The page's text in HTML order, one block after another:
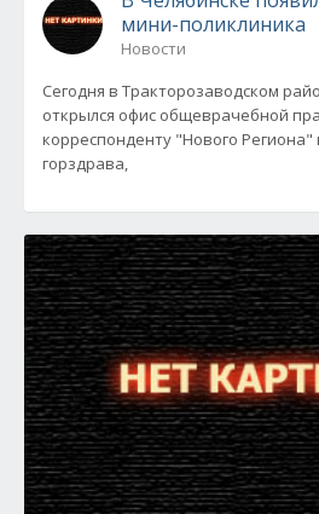
мини-поликлиника
Новости
Сегодня в Тракторозаводском
открылся офис общеврачебной
корреспонденту "Нового Региона"
горздрава,